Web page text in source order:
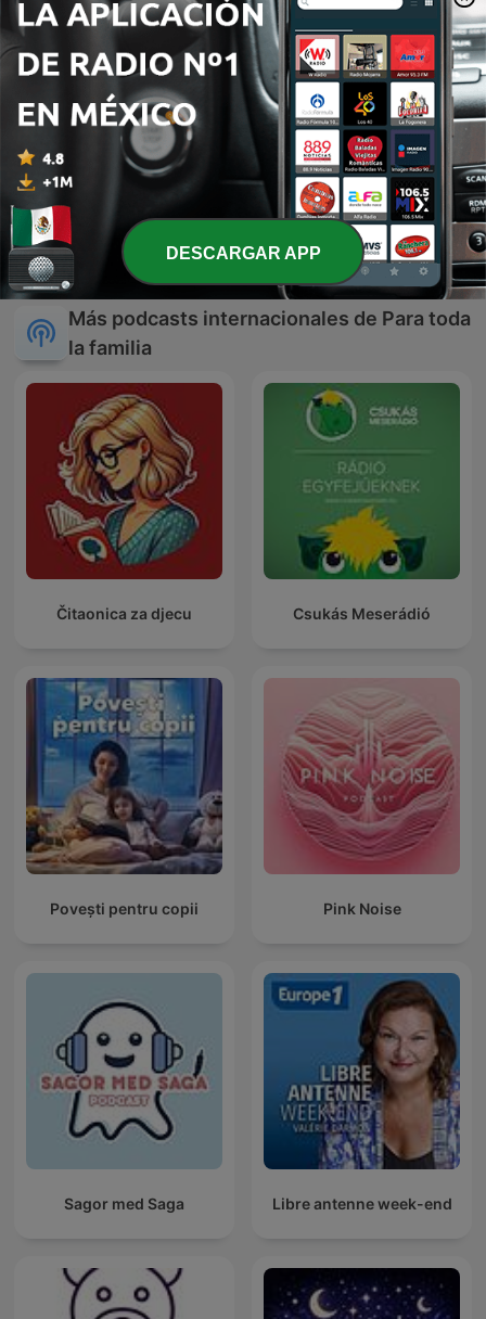
News Kids On The Block
Más podcasts internacionales de Para toda
la familia
Čitaonica za djecu Csukás Meserádió
Povești pentru copii Pink Noise
Sagor med Saga Libre antenne week-end
DESCARGAR APP